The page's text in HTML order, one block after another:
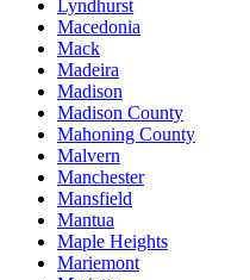
Lyndhurst
Macedonia
Mack
Madeira
Madison
Madison County
Mahoning County
Malvern
Manchester
Mansfield
Mantua
Maple Heights
Mariemont